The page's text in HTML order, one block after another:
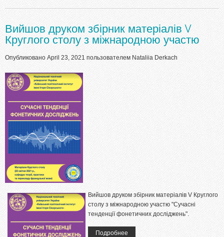
Вийшов друком збірник матеріалів V
Круглого столу з міжнародною участю
Опубликовано April 23, 2021 пользователем Nataliia Derkach
Вийшов друком збірник матеріалів V Круглого
столу з міжнародною участю "Сучасні
тенденції фонетичних досліджень".
Подробнее